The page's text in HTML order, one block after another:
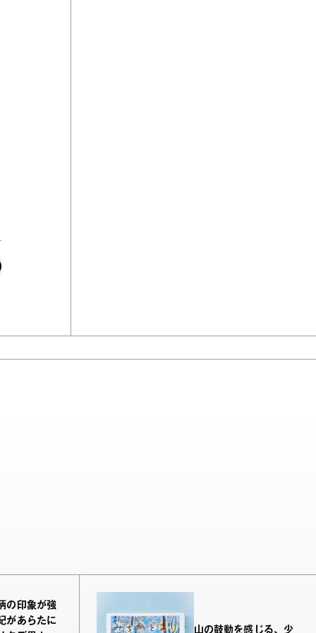
の印象が強
があらたに
山の鼓動を感じる、少